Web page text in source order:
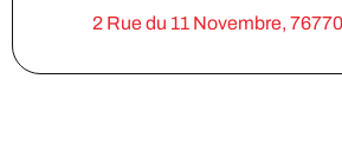
2 Rue du 11 Novembre,